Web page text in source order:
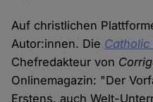
Auf christlichen
Autor:innen. Die Catholic
Chefredakteur von
Onlinemagazin: "Der
Erstens, auch Welt-